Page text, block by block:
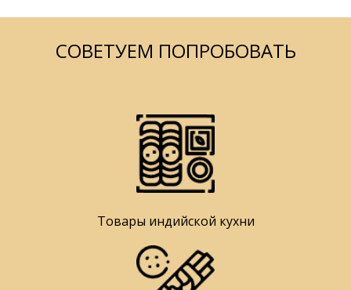
СОВЕТУЕМ ПОПРОБОВАТЬ
Товары индийской кухни